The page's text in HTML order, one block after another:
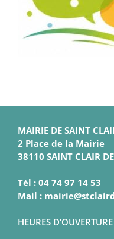
MAIRIE DE SAINT
2 Place de la Mairie
38110 SAINT CLAIR
Tél : 04 74 97 14 53
Mail :
HEURES